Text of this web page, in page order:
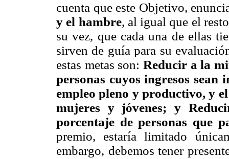
cuenta que este Objetivo,
y el hambre, al igual que el
su vez, que cada una de ellas
sirven de guía para su
estas metas son: Reducir a la
personas cuyos ingresos
empleo pleno y productivo, y
mujeres y jóvenes; y
porcentaje de personas que
premio, estaría limitado
embargo, debemos tener